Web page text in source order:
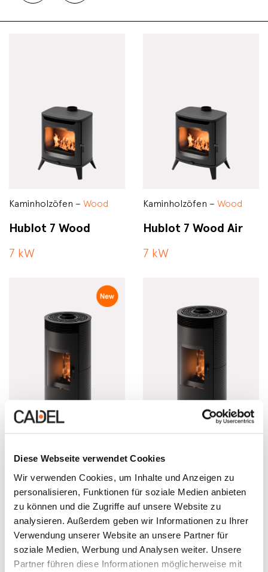
Diese Webseite verwendet Cookies
Wir verwenden Cookies, um Inhalte und Anzeigen zu
personalisieren, Funktionen für soziale Medien anbieten
zu können und die Zugriffe auf unsere Website zu
analysieren. Außerdem geben wir Informationen zu Ihrer
Verwendung unserer Website an unsere Partner für
soziale Medien, Werbung und Analysen weiter. Unsere
Partner führen diese Informationen möglicherweise mit
Kaminholzöfen – Wood
Hublot 7 Wood
7 kW
Kaminholzöfen – Wood
Hublot 7 Wood Air
7 kW
Spin 8 Wood
8 kW
Spin 8 Wood Air
8 kW